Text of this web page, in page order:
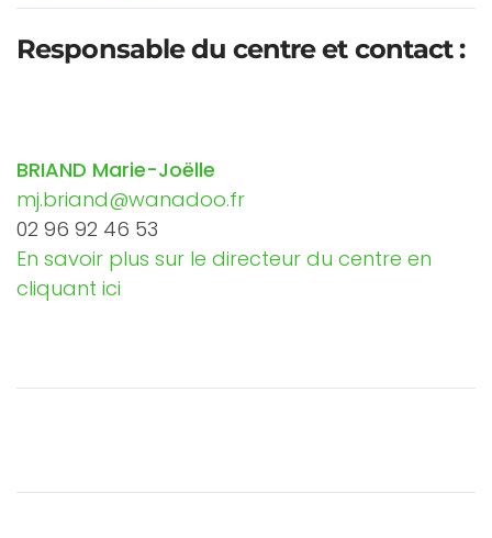
Responsable du centre et contact:
BRIAND Marie-Joëlle
mj.briand@wanadoo.fr
02 96 92 46 53
En savoir plus sur le directeur du centre en
cliquant ici